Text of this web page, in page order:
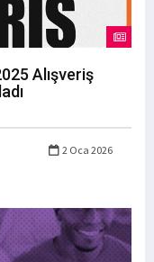
Alışveriş
2 Oca 2026